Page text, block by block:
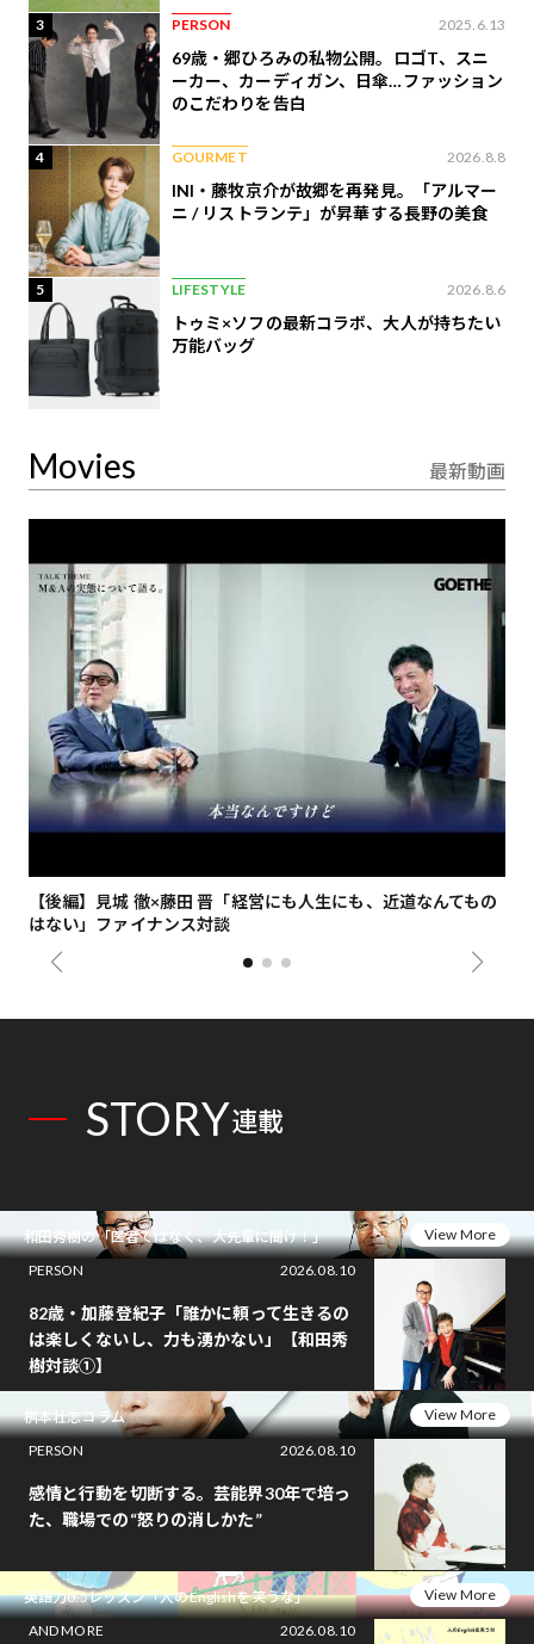
3 PERSON 2025.6.13
69歳・郷ひろみの私物公開。ロゴT、スニ
ーカー、カーディガン、日傘…ファッション
のこだわりを告白
4 GOURMET 2026.8.8
INI・藤牧京介が故郷を再発見。「アルマー
ニ / リストランテ」が昇華する長野の美食
5 LIFESTYLE 2026.8.6
トゥミ×ソフの最新コラボ、大人が持ちたい
万能バッグ
Movies 最新動画
【後編】見城 徹×藤田 晋「経営にも人生にも、近道なんてもの
はない」ファイナンス対談
STORY連載
和田秀樹の「医者ではなく、大先輩に聞け！」
View More
PERSON
2026.08.10
82歳・加藤登紀子「誰かに頼って生きるの
は楽しくないし、力も湧かない」【和田秀
樹対談①】
桝本壮志コラム
View More
PERSON
2026.08.10
感情と行動を切断する。芸能界30年で培っ
た、職場での“怒りの消しかた”
英語力0.5レッスン「人のEnglishを笑うな」
View More
AND MORE
2026.08.10